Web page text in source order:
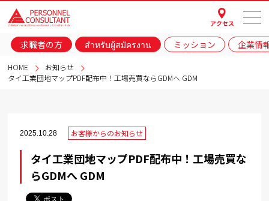
アクセス
求職者の方 สำหรับผู้สมัครงาน ミッション 企業情
HOME
お知らせ
タイ工業団地マップPDF配布中！工場売買ならGDMへ GDM
2025.10.28 お客様からのお知らせ
タイ工業団地マップPDF配布中！工場売買な
らGDMへ GDM